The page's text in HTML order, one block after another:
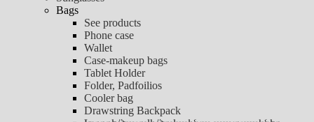
Bags
See products
Phone case
Wallet
Case-makeup bags
Tablet Holder
Folder, Padfoilios
Cooler bag
Drawstring Backpack